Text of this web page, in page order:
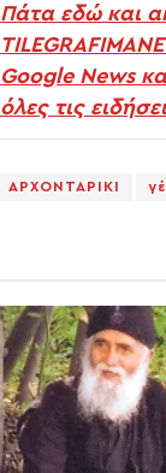
Πάτα εδώ και
Google News
όλες τις
ΑΡΧΟΝΤΑΡΙΚΙ